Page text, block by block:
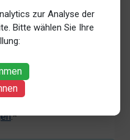
zur Analyse der
Bitte wählen Sie Ihre
und Nutzung meiner
Referrer-URL) zum
ich mich
.*